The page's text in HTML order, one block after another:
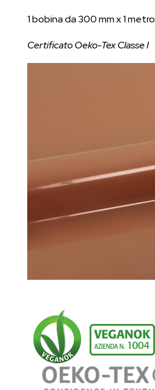
1 bobina da 300 mm x 1 metro
Certificato Oeko-Tex Classe I